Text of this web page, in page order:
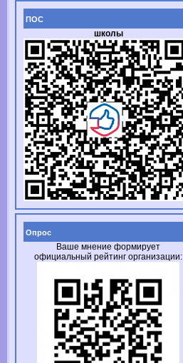
ПОС
школы
Опрос
Ваше мнение формирует
официальный рейтинг организации: